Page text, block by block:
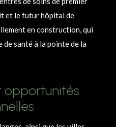
et le futur hôpital de
en construction, qui
de santé à la pointe de la
opportunités